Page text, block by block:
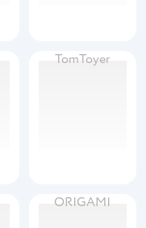
TomToyer
ORIGAMI